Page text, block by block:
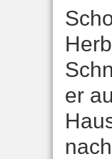
er